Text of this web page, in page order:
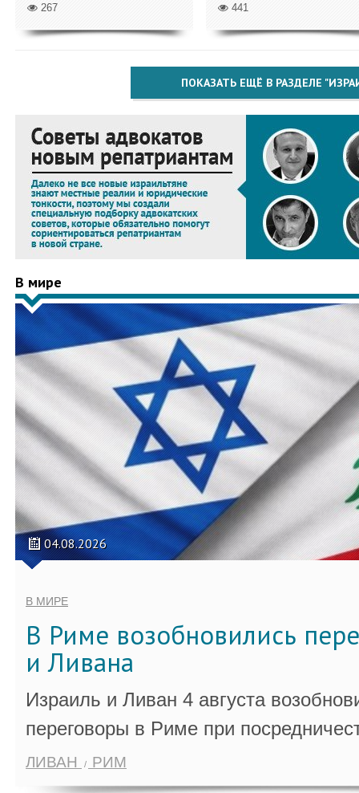
267 441
ПОКАЗАТЬ ЕЩЁ В РАЗДЕЛЕ
В мире
04.08.2026
В МИРЕ
В Риме возобновились
и Ливана
Израиль и Ливан 4 августа
переговоры в Риме при
ЛИВАН РИМ